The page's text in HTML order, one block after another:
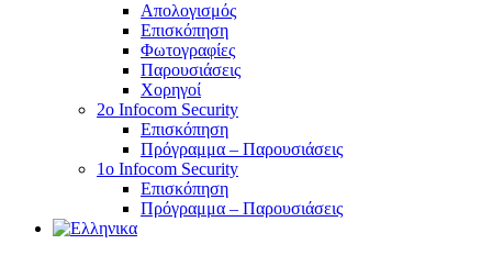
Απολογισμός
Επισκόπηση
Φωτογραφίες
Παρουσιάσεις
Χορηγοί
2o Infocom Security
Επισκόπηση
Πρόγραμμα – Παρουσιάσεις
1ο Infocom Security
Επισκόπηση
Πρόγραμμα – Παρουσιάσεις